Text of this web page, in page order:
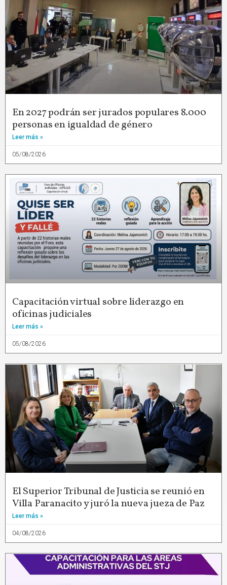
En 2027 podrán ser jurados populares 8.000
personas en igualdad de género
Leer más »
05/08/2026
Capacitación virtual sobre liderazgo en
oficinas judiciales
Leer más »
05/08/2026
El Superior Tribunal de Justicia se reunió en
Villa Paranacito y juró la nueva jueza de Paz
Leer más »
04/08/2026